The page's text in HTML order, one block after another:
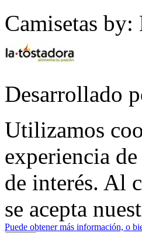
Camisetas by:
Desarrollado
Utilizamos
experiencia
de interés. Al
se acepta
Puede obtener más información, o